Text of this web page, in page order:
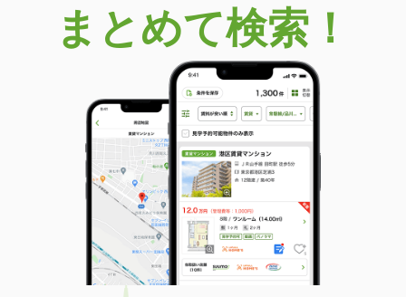
まとめて検索！